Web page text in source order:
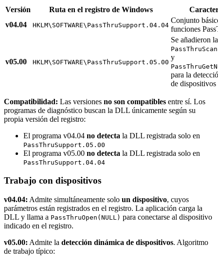
Versión Ruta en el registro de Windows
v04.04
HKLM\SOFTWARE\PassThruSupport.04.04
Conjunto
funciones
v05.00 HKLM\SOFTWARE\PassThruSupport.05.00
Se añadieron
y
para la
de dispositivos
Compatibilidad: Las versiones no son compatibles entre sí. Los
programas de diagnóstico buscan la DLL únicamente según su
propia versión del registro:
El programa v04.04 no detecta la DLL registrada solo en
PassThruSupport.05.00
El programa v05.00 no detecta la DLL registrada solo en
PassThruSupport.04.04
Trabajo con dispositivos
v04.04: Admite simultáneamente solo un dispositivo, cuyos
parámetros están registrados en el registro. La aplicación carga la
DLL y llama a PassThruOpen(NULL) para conectarse al dispositivo
indicado en el registro.
v05.00: Admite la detección dinámica de dispositivos. Algoritmo
de trabajo típico: